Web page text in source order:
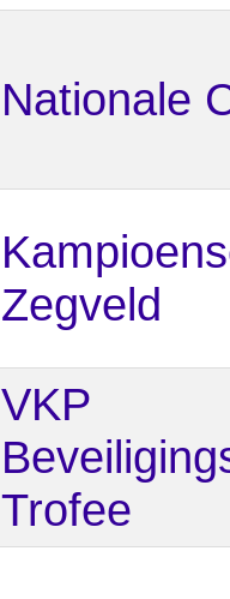
Nationale
Zegveld
VKP
Trofee